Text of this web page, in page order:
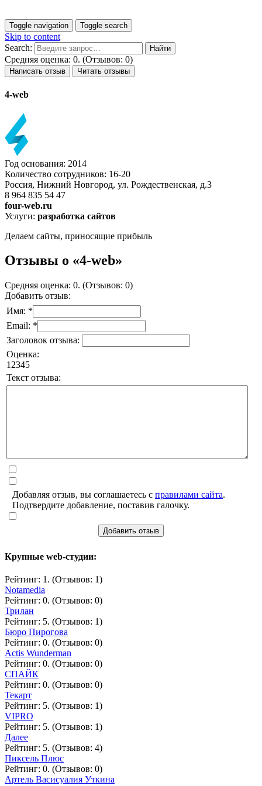
Toggle navigation Toggle search
Skip to content
Search:
Средняя оценка: 0. (Отзывов: 0)
Написать отзыв Читать отзывы
4-web
Год основания: 2014
Количество сотрудников: 16-20
Россия, Нижний Новгород, ул. Рождественская, д.3
8 964 835 54 47
four-web.ru
Услуги: разработка сайтов
Делаем сайты, приносящие прибыль
Отзывы о «4-web»
Средняя оценка: 0. (Отзывов: 0)
Добавить отзыв:
Имя: *
Email: *
Заголовок отзыва:
Оценка:
1 2345
Текст отзыва:
Добавляя отзыв, вы соглашаетесь с правилами сайта.
Подтвердите добавление, поставив галочку.
Добавить отзыв
Крупные web-студии:
Рейтинг: 1. (Отзывов: 1)
Notamedia
Рейтинг: 0. (Отзывов: 0)
Трилан
Рейтинг: 5. (Отзывов: 1)
Бюро Пирогова
Рейтинг: 0. (Отзывов: 0)
Actis Wunderman
Рейтинг: 0. (Отзывов: 0)
СПАЙК
Рейтинг: 0. (Отзывов: 0)
Текарт
Рейтинг: 5. (Отзывов: 1)
VIPRO
Рейтинг: 5. (Отзывов: 1)
Далее
Рейтинг: 5. (Отзывов: 4)
Пиксель Плюс
Рейтинг: 0. (Отзывов: 0)
Артель Васисуалия Уткина